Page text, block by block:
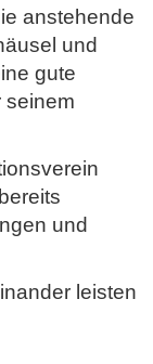
anstehende
und
gute
seinem
und
leisten